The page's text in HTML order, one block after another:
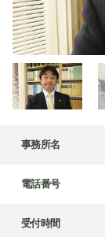
事務所名
電話番号
受付時間